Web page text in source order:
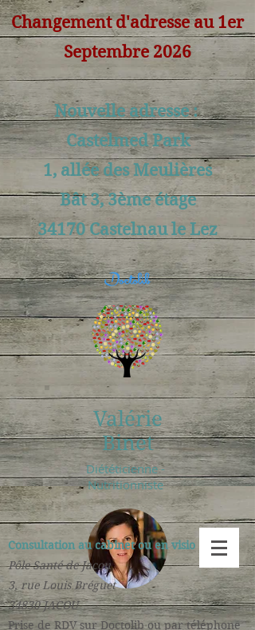
Changement d'adresse au 1er
Septembre 2026
Nouvelle adresse :
Castelmed Park
1, allée des Meulières
Bât 3, 3ème étage
34170 Castelnau le Lez
Valérie
Binet
Diététicienne -
Nutritionniste
Consultation au cabinet ou en visio :
Pôle Santé de Jacou
3, rue Louis Bréguet
34830 JACOU
​Prise de RDV surDoctolibou par téléphone